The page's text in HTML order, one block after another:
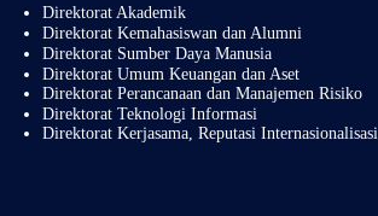
Direktorat Akademik
Direktorat Kemahasiswan dan Alumni
Direktorat Sumber Daya Manusia
Direktorat Umum Keuangan dan Aset
Direktorat Perancanaan dan Manajemen Risiko
Direktorat Teknologi Informasi
Direktorat Kerjasama, Reputasi Internasionalisasi